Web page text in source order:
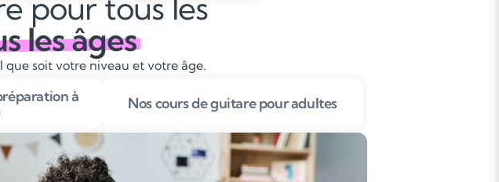
pour tous les
les âges
que soit votre niveau et votre âge.
à
Nos cours de guitare pour adultes